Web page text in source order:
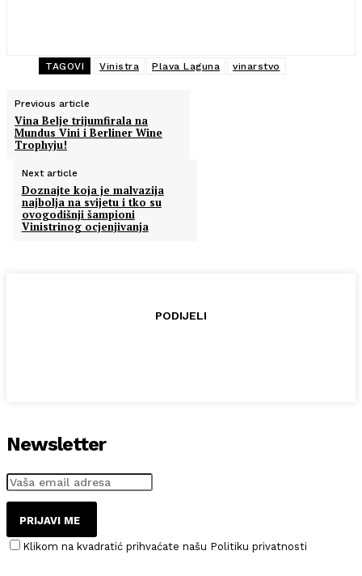
TAGOVI Vinistra Plava Laguna vinarstvo
Previous article
Vina Belje trijumfirala na
Mundus Vini i Berliner Wine
Trophyju!
Next article
Doznajte koja je malvazija
najbolja na svijetu i tko su
ovogodišnji šampioni
Vinistrinog ocjenjivanja
PODIJELI
Newsletter
PRIJAVI ME
Klikom na kvadratić prihvaćate našu Politiku privatnosti